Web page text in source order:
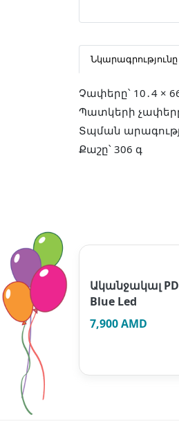
Նկարագրությունը
Չափերը՝ 10․4 ×
Պատկերի
Տպման
Քաշը՝ 306 գ
Ականջակալ
Blue Led
7,900 AMD